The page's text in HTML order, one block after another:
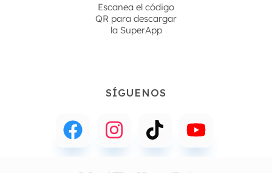
Escanea el código
QR para descargar
la SuperApp
SÍGUENOS